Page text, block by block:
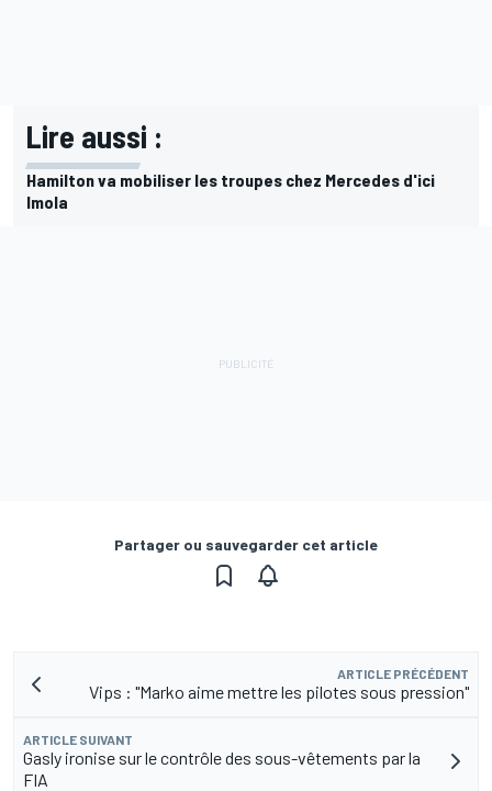
Lire aussi :
Hamilton va mobiliser les troupes chez Mercedes d'ici
Imola
Partager ou sauvegarder cet article
ARTICLE PRÉCÉDENT
Vips : "Marko aime mettre les pilotes sous pression"
ARTICLE SUIVANT
Gasly ironise sur le contrôle des sous-vêtements par la
FIA